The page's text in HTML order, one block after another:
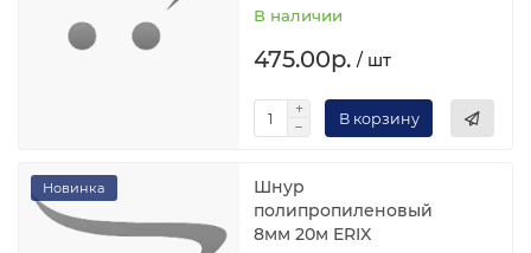
В наличии
475.00р. / шт
В корзину
Новинка
Шнур
полипропиленовый
8мм 20м ERIX